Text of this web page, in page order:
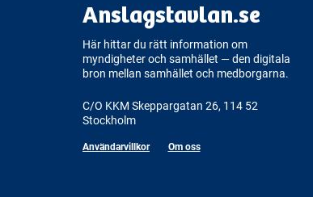
Anslagstavlan.se
Här hittar du rätt information om
myndigheter och samhället — den digitala
bron mellan samhället och medborgarna.
C/O KKM Skeppargatan 26, 114 52
Stockholm
Användarvillkor Om oss